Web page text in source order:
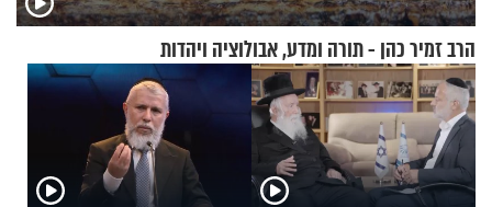
הרב זמיר כהן - תורה ומדע, אבולוציה ויהדות